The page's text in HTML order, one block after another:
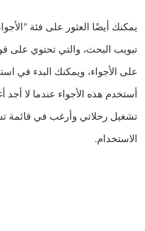
يمكنك أيضًا العثور على فئة
تبويب البحث، والتي تحتوي على
على الأجواء، ويمكنك البدء في
أستخدم هذه الأجواء عندما لا أجد
تشغيل رحلاتي وأرغب في قائمة
الاستخدام.